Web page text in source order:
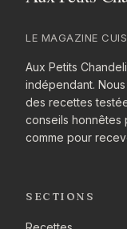
LE MAGAZINE
Aux Petits
indépendant.
des recettes
conseils honnêtes
comme pour
SECTIONS